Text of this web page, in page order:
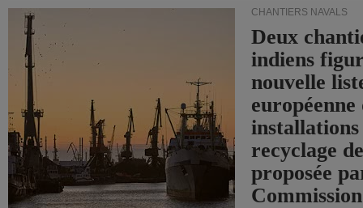
CHANTIERS NAVALS
Deux
indiens
nouvelle
européenne
installations
recyclage
proposée